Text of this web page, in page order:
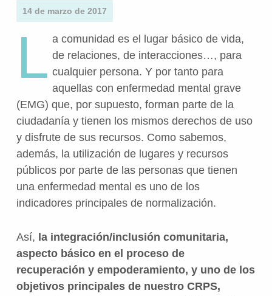
14 de marzo de 2017
L a comunidad es el lugar básico de vida,
de relaciones, de interacciones…, para
cualquier persona. Y por tanto para
aquellas con enfermedad mental grave
(EMG) que, por supuesto, forman parte de la
ciudadanía y tienen los mismos derechos de uso
y disfrute de sus recursos. Como sabemos,
además, la utilización de lugares y recursos
públicos por parte de las personas que tienen
una enfermedad mental es uno de los
indicadores principales de normalización.
Así, la integración/inclusión comunitaria,
aspecto básico en el proceso de
recuperación y empoderamiento, y uno de los
objetivos principales de nuestro CRPS,